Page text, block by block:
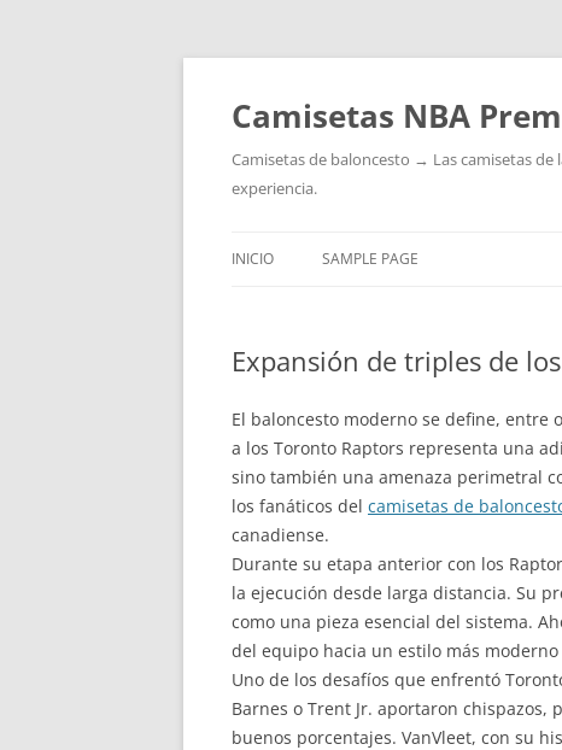
Camisetas NBA
Camisetas de baloncesto → Las camisetas de
experiencia.
INICIO SAMPLE PAGE
Expansión de triples de
El baloncesto moderno se define, entre
a los Toronto Raptors representa una
sino también una amenaza perimetral
los fanáticos del camisetas de
canadiense.
Durante su etapa anterior con los
la ejecución desde larga distancia. Su
como una pieza esencial del sistema.
del equipo hacia un estilo más moderno
Uno de los desafíos que enfrentó
Barnes o Trent Jr. aportaron
buenos porcentajes. VanVleet, con su